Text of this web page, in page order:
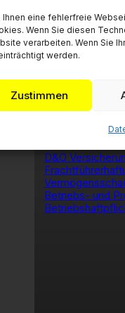
Ihnen eine fehlerfreie
Wenn Sie diesen
verarbeiten. Wenn Sie
werden.
ZustimmenHaftpflicht
D&O
Betriebs- und